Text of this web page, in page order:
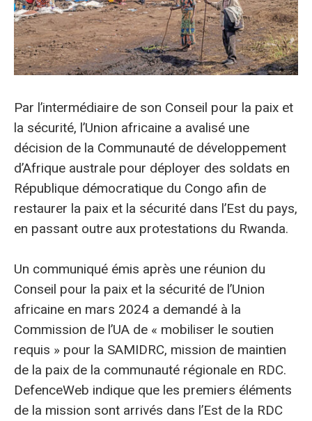
Par l’intermédiaire de son Conseil pour la paix et
la sécurité, l’Union africaine a avalisé une
décision de la Communauté de développement
d’Afrique australe pour déployer des soldats en
République démocratique du Congo afin de
restaurer la paix et la sécurité dans l’Est du pays,
en passant outre aux protestations du Rwanda.
Un communiqué émis après une réunion du
Conseil pour la paix et la sécurité de l’Union
africaine en mars 2024 a demandé à la
Commission de l’UA de « mobiliser le soutien
requis » pour la SAMIDRC, mission de maintien
de la paix de la communauté régionale en RDC.
DefenceWeb indique que les premiers éléments
de la mission sont arrivés dans l’Est de la RDC